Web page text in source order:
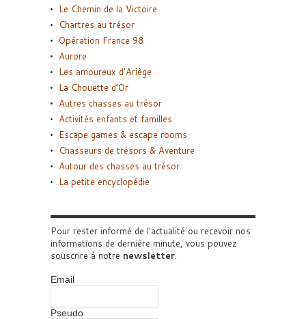
Le Chemin de la Victoire
Chartres au trésor
Opération France 98
Aurore
Les amoureux d’Ariège
La Chouette d’Or
Autres chasses au trésor
Activités enfants et familles
Escape games & escape rooms
Chasseurs de trésors & Aventure
Autour des chasses au trésor
La petite encyclopédie
Pour rester informé de l'actualité ou recevoir nos
informations de dernière minute, vous pouvez
souscrire à notre newsletter.
Email
Pseudo